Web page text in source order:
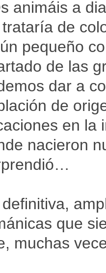
animáis a
de
pequeño
de las
dar a
de
en la
nacieron
que
muchas